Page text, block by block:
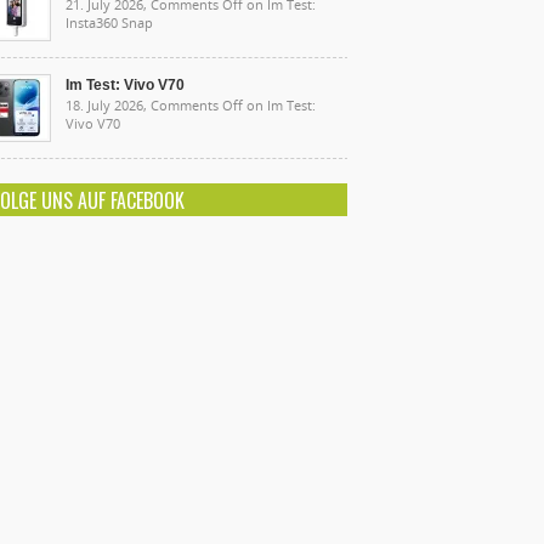
21. July 2026, Comments Off on Im Test:
Insta360 Snap
Im Test: Vivo V70
18. July 2026, Comments Off on Im Test:
Vivo V70
UNS AUF FACEBOOK